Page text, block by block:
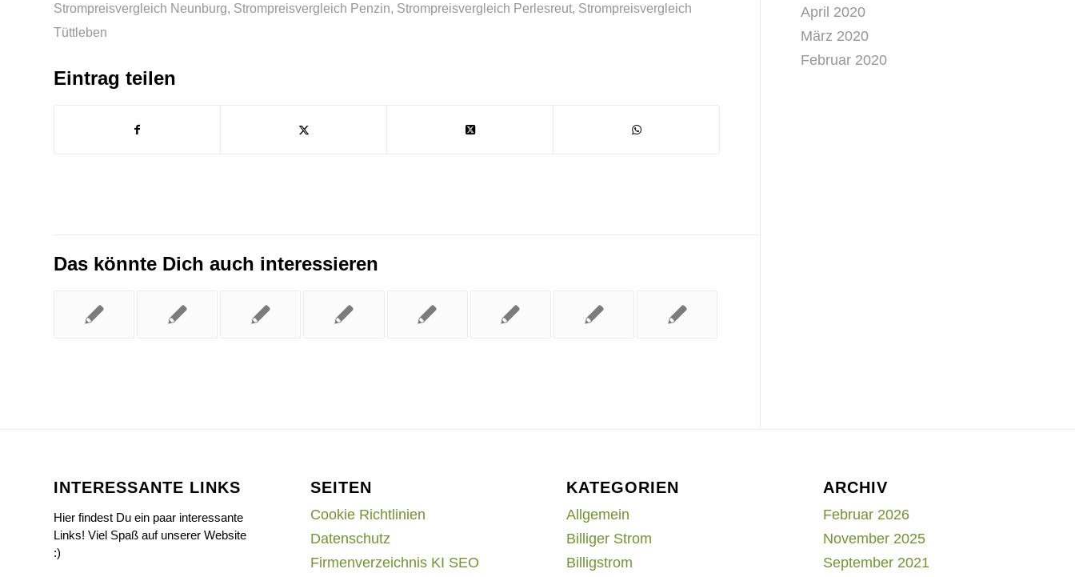
Strompreisvergleich Neunburg, Strompreisvergleich Penzin, Strompreisvergleich Perlesreut, Strompreisvergleich
Tüttleben
Eintrag teilen
Das könnte Dich auch interessieren
April 2020
März 2020
Februar 2020
INTERESSANTE LINKS
Hier findest Du ein paar interessante
Links! Viel Spaß auf unserer Website
:)
SEITEN
Cookie Richtlinien
Datenschutz
Firmenverzeichnis KI SEO
KATEGORIEN
Allgemein
Billiger Strom
Billigstrom
ARCHIV
Februar 2026
November 2025
September 2021